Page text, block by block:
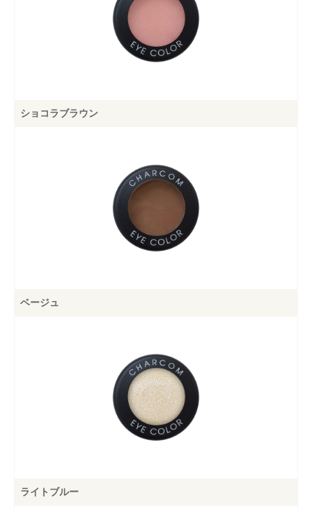
お買い物を続ける カートへ進む
ショコラブラウン
ベージュ
ライトブルー